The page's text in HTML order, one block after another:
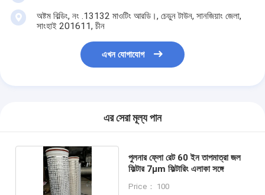
অষ্টম বিল্ডিং, নং .13132 মাওটিং আরডি।, চেডুন টাউন, সানজিয়াং জেলা,
সাংহাই 201611, চীন
এখন যোগাযোগ
এর সেরা মূল্য পান
পুলনার ফ্লো রেট 60 ইন তাপমাত্রা জল
ফিল্টার 7μm ফিল্টারিং এলাকা সঙ্গে
Price： 100